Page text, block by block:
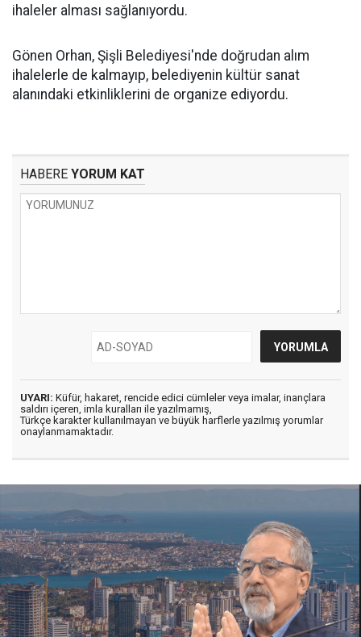
ihaleler alması sağlanıyordu.
Gönen Orhan, Şişli Belediyesi'nde doğrudan alım
ihalelerle de kalmayıp, belediyenin kültür sanat
alanındaki etkinliklerini de organize ediyordu.
HABERE YORUM KAT
UYARI: Küfür, hakaret, rencide edici cümleler veya imalar, inançlara
saldırı içeren, imla kuralları ile yazılmamış,
Türkçe karakter kullanılmayan ve büyük harflerle yazılmış yorumlar
onaylanmamaktadır.